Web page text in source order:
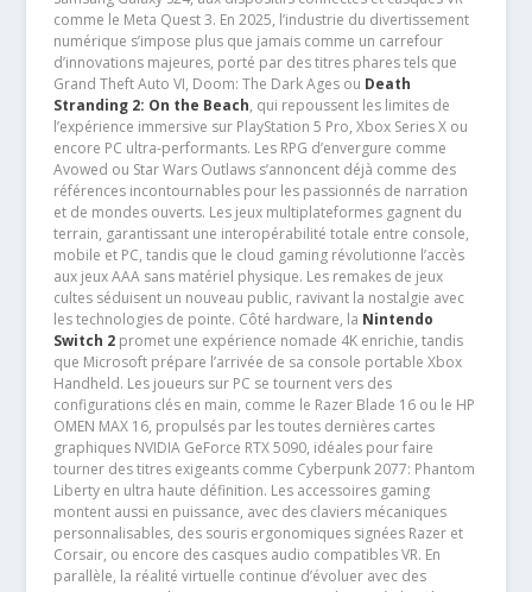
comme le Meta Quest 3. En 2025, l’industrie du divertissement
numérique s’impose plus que jamais comme un carrefour
d’innovations majeures, porté par des titres phares tels que
Grand Theft Auto VI, Doom: The Dark Ages ou Death
Stranding 2: On the Beach, qui repoussent les limites de
l’expérience immersive sur PlayStation 5 Pro, Xbox Series X ou
encore PC ultra-performants. Les RPG d’envergure comme
Avowed ou Star Wars Outlaws s’annoncent déjà comme des
références incontournables pour les passionnés de narration
et de mondes ouverts. Les jeux multiplateformes gagnent du
terrain, garantissant une interopérabilité totale entre console,
mobile et PC, tandis que le cloud gaming révolutionne l’accès
aux jeux AAA sans matériel physique. Les remakes de jeux
cultes séduisent un nouveau public, ravivant la nostalgie avec
les technologies de pointe. Côté hardware, la Nintendo
Switch 2promet une expérience nomade 4K enrichie, tandis
que Microsoft prépare l’arrivée de sa console portable Xbox
Handheld. Les joueurs sur PC se tournent vers des
configurations clés en main, comme le Razer Blade 16 ou le HP
OMEN MAX 16, propulsés par les toutes dernières cartes
graphiques NVIDIA GeForce RTX 5090, idéales pour faire
tourner des titres exigeants comme Cyberpunk 2077: Phantom
Liberty en ultra haute définition. Les accessoires gaming
montent aussi en puissance, avec des claviers mécaniques
personnalisables, des souris ergonomiques signées Razer et
Corsair, ou encore des casques audio compatibles VR. En
parallèle, la réalité virtuelle continue d’évoluer avec des